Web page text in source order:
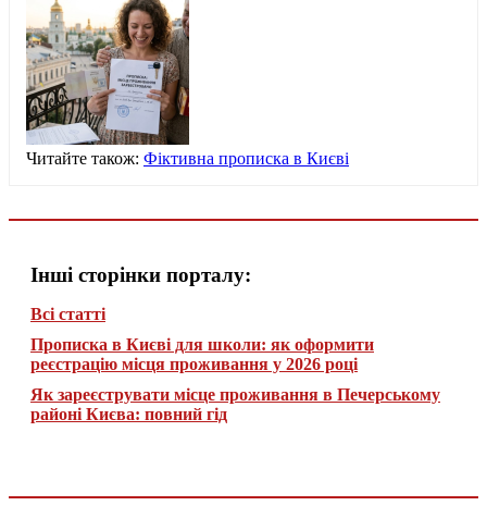
Читайте також: Фіктивна прописка в Києві
Інші сторінки порталу:
Всі статті
Прописка в Києві для школи: як оформити
реєстрацію місця проживання у 2026 році
Як зареєструвати місце проживання в Печерському
районі Києва: повний гід